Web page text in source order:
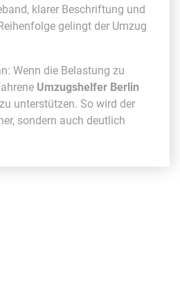
klarer Beschriftung und
gelingt der Umzug
Wenn die Belastung zu
Umzugshelfer Berlin
unterstützen. So wird der
sondern auch deutlich